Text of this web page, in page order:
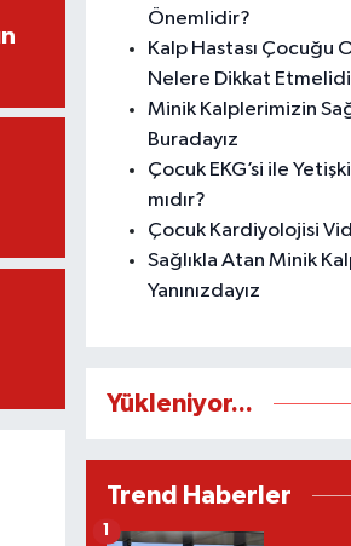
Önemlidir?
Kalp Hastası Çocuğu
Nelere Dikkat
Minik Kalplerimizin
Buradayız
Çocuk EKG’si ile
mıdır?
Çocuk Kardiyolojisi
Sağlıkla Atan Minik
Yanınızdayız
Yükleniyor...
Trend Haberler
1